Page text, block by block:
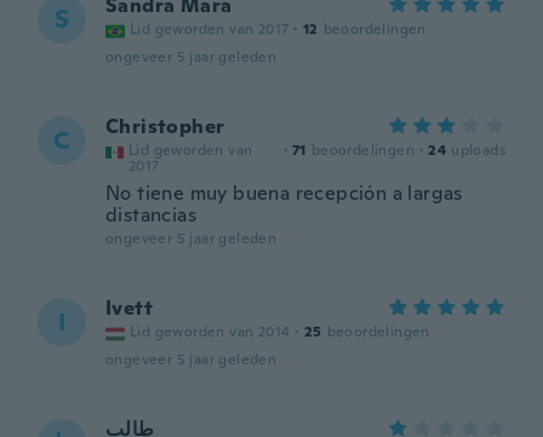
S Sandra Mara
Lid geworden van 2017 · 12 beoordelingen
ongeveer 5 jaar geleden
C Christopher
Lid geworden van
2017
· 71 beoordelingen · 24 uploads
No tiene muy buena recepción a largas
distancias
ongeveer 5 jaar geleden
I Ivett
Lid geworden van 2014 · 25 beoordelingen
ongeveer 5 jaar geleden
طالب